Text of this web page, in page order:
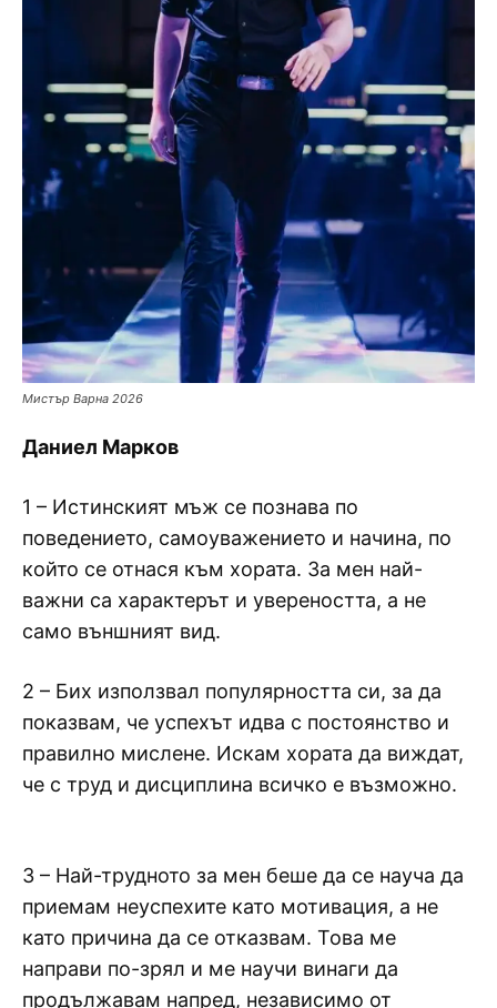
Мистър Варна 2026
Даниел Марков
1 – Истинският мъж се познава по
поведението, самоуважението и начина, по
който се отнася към хората. За мен най-
важни са характерът и увереността, а не
само външният вид.
2 – Бих използвал популярността си, за да
показвам, че успехът идва с постоянство и
правилно мислене. Искам хората да виждат,
че с труд и дисциплина всичко е възможно.
3 – Най-трудното за мен беше да се науча да
приемам неуспехите като мотивация, а не
като причина да се отказвам. Това ме
направи по-зрял и ме научи винаги да
продължавам напред, независимо от